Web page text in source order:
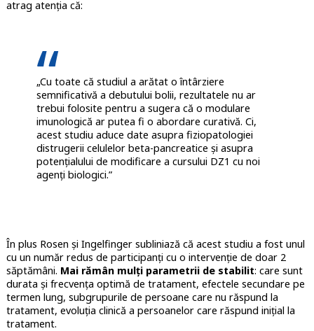
atrag atenția că:
„Cu toate că studiul a arătat o întârziere
semnificativă a debutului bolii, rezultatele nu ar
trebui folosite pentru a sugera că o modulare
imunologică ar putea fi o abordare curativă. Ci,
acest studiu aduce date asupra fiziopatologiei
distrugerii celulelor beta-pancreatice și asupra
potențialului de modificare a cursului DZ1 cu noi
agenți biologici.”
În plus Rosen și Ingelfinger subliniază că acest studiu a fost unul
cu un număr redus de participanți cu o intervenție de doar 2
săptămâni. Mai rămân mulți parametrii de stabilit: care sunt
durata și frecvența optimă de tratament, efectele secundare pe
termen lung, subgrupurile de persoane care nu răspund la
tratament, evoluția clinică a persoanelor care răspund inițial la
tratament.